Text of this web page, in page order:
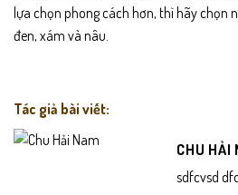
lựa chọn phong cách hơn, thì hãy chọn
đen, xám và nâu.
Tác giả bài viết:
CHU HẢI
sdfcvsd